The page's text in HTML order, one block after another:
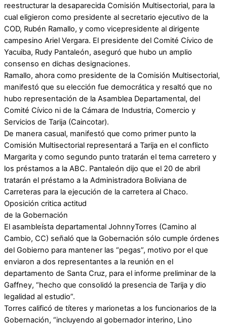
reestructurar la desaparecida Comisión Multisectorial, para la
cual eligieron como presidente al secretario ejecutivo de la
COD, Rubén Ramallo, y como vicepresidente al dirigente
campesino Ariel Vergara. El presidente del Comité Cívico de
Yacuiba, Rudy Pantaleón, aseguró que hubo un amplio
consenso en dichas designaciones.
Ramallo, ahora como presidente de la Comisión Multisectorial,
manifestó que su elección fue democrática y resaltó que no
hubo representación de la Asamblea Departamental, del
Comité Cívico ni de la Cámara de Industria, Comercio y
Servicios de Tarija (Caincotar).
De manera casual, manifestó que como primer punto la
Comisión Multisectorial representará a Tarija en el conflicto
Margarita y como segundo punto tratarán el tema carretero y
los préstamos a la ABC. Pantaleón dijo que el 20 de abril
tratarán el préstamo a la Administradora Boliviana de
Carreteras para la ejecución de la carretera al Chaco.
Oposición critica actitud
de la Gobernación
El asambleísta departamental JohnnyTorres (Camino al
Cambio, CC) señaló que la Gobernación sólo cumple órdenes
del Gobierno para mantener las “pegas”, motivo por el que
enviaron a dos representantes a la reunión en el
departamento de Santa Cruz, para el informe preliminar de la
Gaffney, “hecho que consolidó la presencia de Tarija y dio
legalidad al estudio”.
Torres calificó de títeres y marionetas a los funcionarios de la
Gobernación, “incluyendo al gobernador interino, Lino